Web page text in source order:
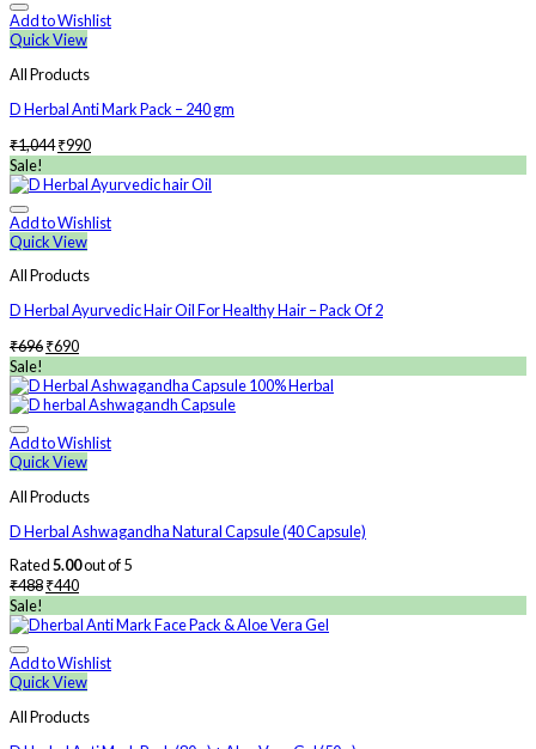
Add to Wishlist
Quick View
All Products
D Herbal Anti Mark Pack – 240 gm
₹1,044₹990
Sale!
Add to Wishlist
Quick View
All Products
D Herbal Ayurvedic Hair Oil For Healthy Hair – Pack Of 2
₹696₹690
Sale!
Add to Wishlist
Quick View
All Products
D Herbal Ashwagandha Natural Capsule (40 Capsule)
Rated5.00out of 5
₹488₹440
Sale!
Add to Wishlist
Quick View
All Products